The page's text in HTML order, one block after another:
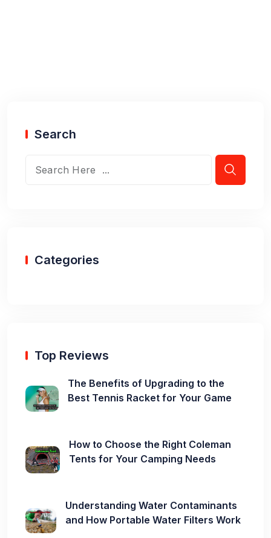
Search
Categories
Top Reviews
The Benefits of Upgrading to the
Best Tennis Racket for Your Game
How to Choose the Right Coleman
Tents for Your Camping Needs
Understanding Water Contaminants
and How Portable Water Filters Work